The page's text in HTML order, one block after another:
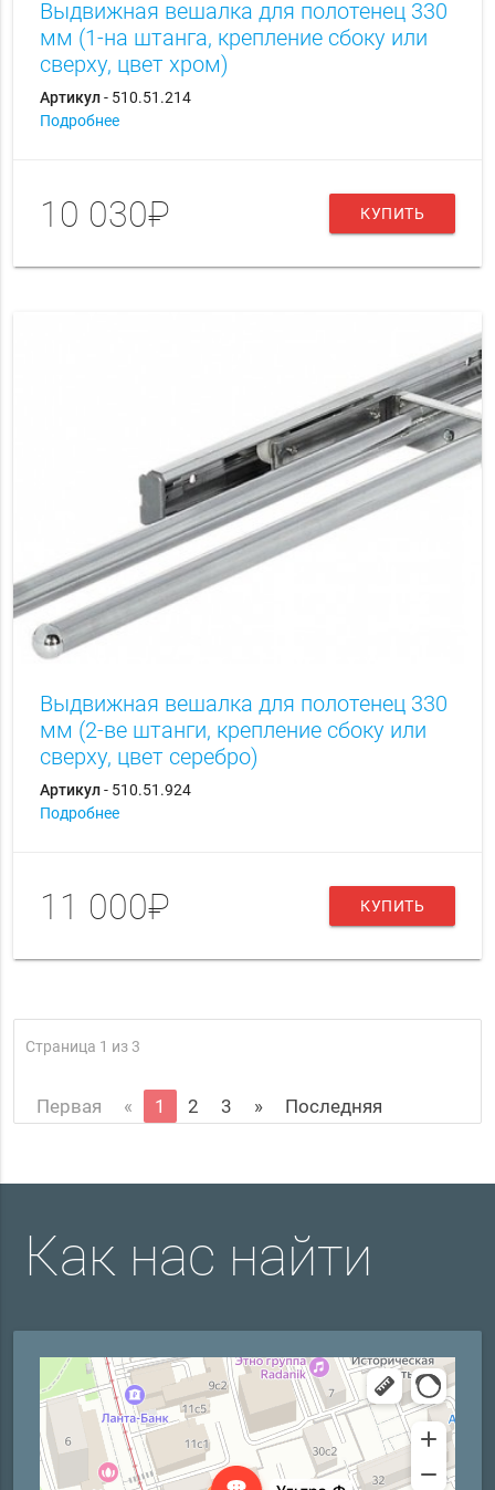
Выдвижная вешалка для полотенец 330
мм (1-на штанга, крепление сбоку или
сверху, цвет хром)
Артикул- 510.51.214
Подробнее
10 030₽ КУПИТЬ
Выдвижная вешалка для полотенец 330
мм (2-ве штанги, крепление сбоку или
сверху, цвет серебро)
Артикул- 510.51.924
Подробнее
11 000₽ КУПИТЬ
Страница 1 из 3
Первая « 1 2 3 » Последняя
Как нас найти